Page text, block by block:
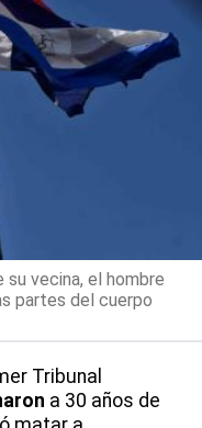
vecina, el hombre
partes del cuerpo
Tribunal
a 30 años de